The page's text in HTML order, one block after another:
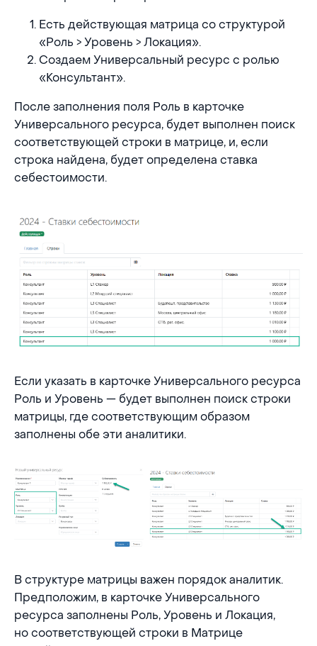
Есть действующая матрица со структурой
«Роль > Уровень > Локация».
Создаем Универсальный ресурс с ролью
«Консультант».
После заполнения поля Роль в карточке
Универсального ресурса, будет выполнен поиск
соответствующей строки в матрице, и, если
строка найдена, будет определена ставка
себестоимости.
Если указать в карточке Универсального ресурса
Роль и Уровень — будет выполнен поиск строки
матрицы, где соответствующим образом
заполнены обе эти аналитики.
В структуре матрицы важен порядок аналитик.
Предположим, в карточке Универсального
ресурса заполнены Роль, Уровень и Локация,
но соответствующей строки в Матрице